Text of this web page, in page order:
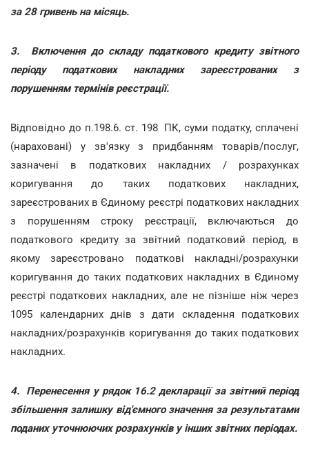
за 28 гривень на місяць.
3.
Включення до складу податкового кредиту звітного
періоду податкових накладних зареєстрованих з
порушенням термінів реєстрації.
Відповідно до п.198.6. ст. 198 ПК, суми податку, сплачені
(нараховані) у зв'язку з придбанням товарів/послуг,
зазначені в податкових накладних / розрахунках
коригування до таких податкових накладних,
зареєстрованих в Єдиному реєстрі податкових накладних
з порушенням строку реєстрації, включаються до
податкового кредиту за звітний податковий період, в
якому зареєстровано податкові накладні/розрахунки
коригування до таких податкових накладних в Єдиному
реєстрі податкових накладних, але не пізніше ніж через
1095 календарних днів з дати складення податкових
накладних/розрахунків коригування до таких податкових
накладних.
4.
Перенесення у рядок 16.2 декларації за звітний період
збільшення залишку від'ємного значення за результатами
поданих уточнюючих розрахунків у інших звітних періодах.